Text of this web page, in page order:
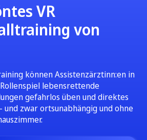
VR
von
können Assistenzärztinn:en in
lebensrettende
gefahrlos üben und direktes
und zwar ortsunabhängig und ohne